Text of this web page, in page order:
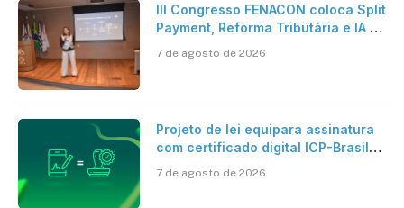
III Congresso FENACON coloca Split
Payment, Reforma Tributária e IA no
7 de agosto de 2026
Projeto de lei equipara assinatura
com certificado digital ICP-Brasil
cartório
7 de agosto de 2026